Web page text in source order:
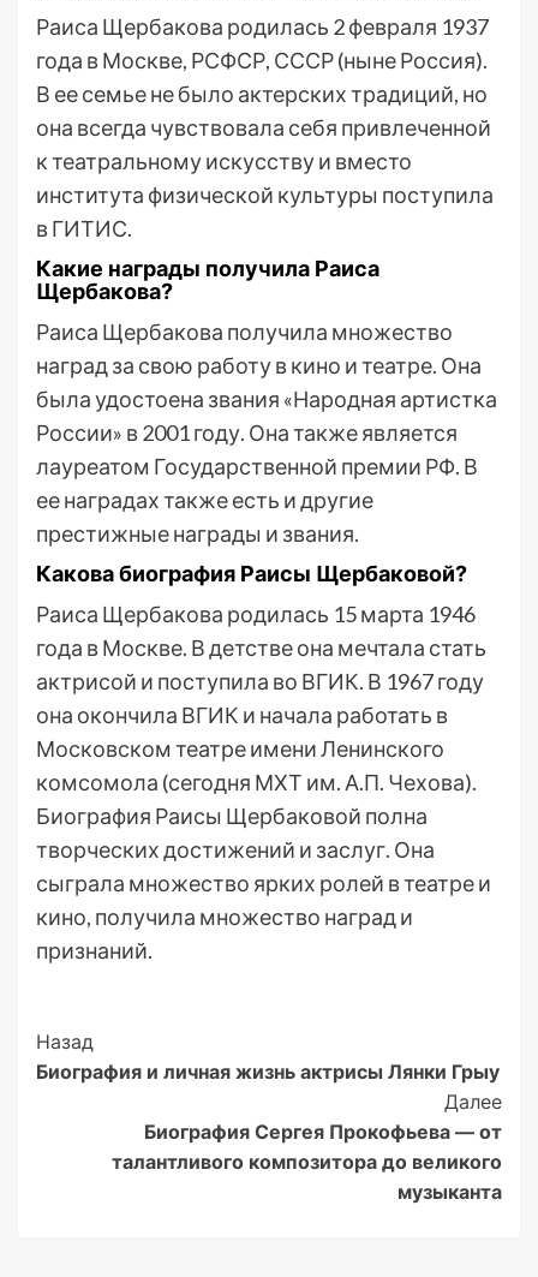
Раиса Щербакова родилась 2 февраля 1937
года в Москве, РСФСР, СССР (ныне Россия).
В ее семье не было актерских традиций, но
она всегда чувствовала себя привлеченной
к театральному искусству и вместо
института физической культуры поступила
в ГИТИС.
Какие награды получила Раиса
Щербакова?
Раиса Щербакова получила множество
наград за свою работу в кино и театре. Она
была удостоена звания «Народная артистка
России» в 2001 году. Она также является
лауреатом Государственной премии РФ. В
ее наградах также есть и другие
престижные награды и звания.
Какова биография Раисы Щербаковой?
Раиса Щербакова родилась 15 марта 1946
года в Москве. В детстве она мечтала стать
актрисой и поступила во ВГИК. В 1967 году
она окончила ВГИК и начала работать в
Московском театре имени Ленинского
комсомола (сегодня МХТ им. А.П. Чехова).
Биография Раисы Щербаковой полна
творческих достижений и заслуг. Она
сыграла множество ярких ролей в театре и
кино, получила множество наград и
признаний.
Post
Navigation
Назад
Биография и личная жизнь актрисы Лянки Грыу
Далее
Биография Сергея Прокофьева — от
талантливого композитора до великого
музыканта